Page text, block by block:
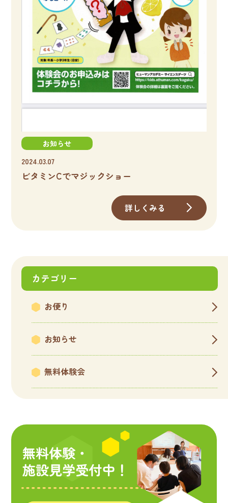
お知らせ
2024.03.07
ビタミンCでマジックショー
詳しくみる
カテゴリー
お便り
お知らせ
無料体験会